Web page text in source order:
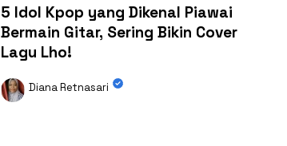
5 Idol Kpop yang Dikenal Piawai
Bermain Gitar, Sering Bikin Cover
Lagu Lho!
Diana Retnasari